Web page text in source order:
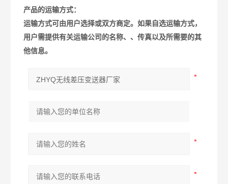
产品的运输方式：
运输方式可由用户选择或双方商定。如果自选运输方式，
用户需提供有关运输公司的名称、、传真以及所需要的其
他信息。